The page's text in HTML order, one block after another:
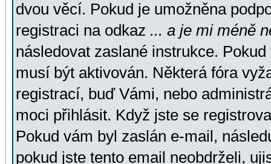
dvou věcí. Pokud je umožněna
registraci na odkaz ... a je mi méně
následovat zaslané instrukce.
musí být aktivován. Některá fóra
registrací, buď Vámi, nebo
moci přihlásit. Když jste se
Pokud vám byl zaslán e-mail,
pokud jste tento email neobdrželi,